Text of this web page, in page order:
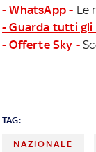
- WhatsApp - Le
- Guarda tutti gli
- Offerte Sky -
TAG:
NAZIONALE